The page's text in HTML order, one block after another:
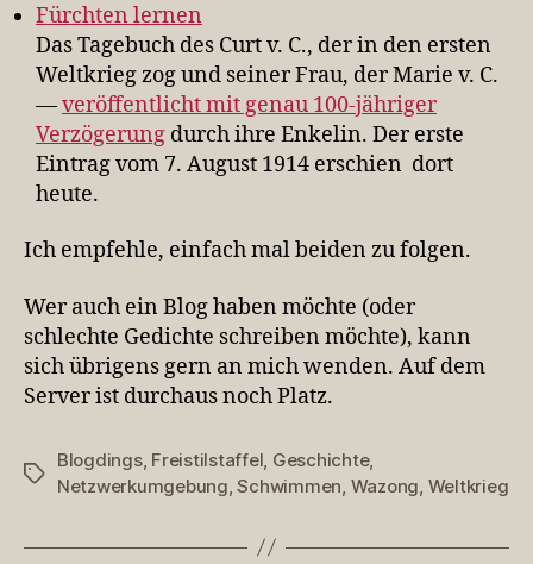
Fürchten lernen
Das Tagebuch des Curt v. C., der in den ersten
Weltkrieg zog und seiner Frau, der Marie v. C.
—veröffentlicht mit genau 100-jähriger
Verzögerung durch ihre Enkelin. Der erste
Eintrag vom 7. August 1914 erschien dort
heute.
Ich empfehle, einfach mal beiden zu folgen.
Wer auch ein Blog haben möchte (oder
schlechte Gedichte schreiben möchte), kann
sich übrigens gern an mich wenden. Auf dem
Server ist durchaus noch Platz.
Schlagwörter
Blogdings, Freistilstaffel Geschichte,
Netzwerkumgebung ,Schwimmen Wazong Weltkrieg